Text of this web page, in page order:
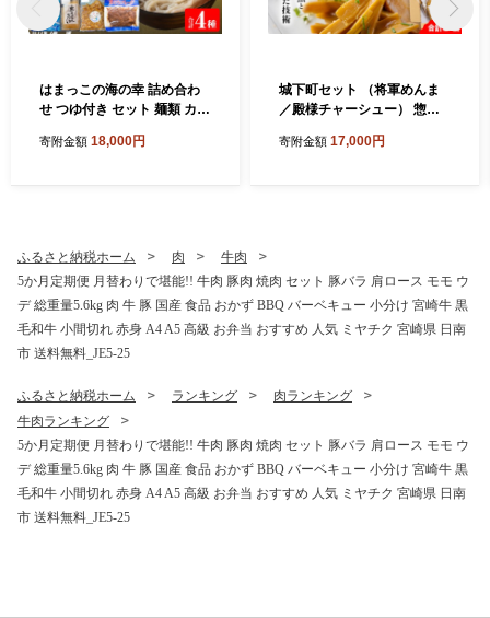
はまっこの海の幸 詰め合わ
せ つゆ付き セット 麺類 カツ
ルテンフリー 水産物 加工品
91-26
寄附金額 18,000円
城下町セット （将軍めんま
／殿様チャーシュー） 惣菜
ま チャーシュー おつまみ お
寄附金額 17,000円
ふるさと納税ホーム 肉
牛肉
5か月定期便 月替わりで堪能!! 牛肉 豚肉 焼肉 セット 豚バラ 肩ロース モモ ウ
デ 総重量5.6kg 肉 牛 豚 国産 食品 おかず BBQ バーベキュー 小分け 宮崎牛 黒
毛和牛 小間切れ 赤身 A4 A5 高級 お弁当 おすすめ 人気 ミヤチク 宮崎県 日南
市 送料無料_JE5-25
ふるさと納税ホーム ランキング
肉ランキング
牛肉ランキング
5か月定期便 月替わりで堪能!! 牛肉 豚肉 焼肉 セット 豚バラ 肩ロース モモ ウ
デ 総重量5.6kg 肉 牛 豚 国産 食品 おかず BBQ バーベキュー 小分け 宮崎牛 黒
毛和牛 小間切れ 赤身 A4 A5 高級 お弁当 おすすめ 人気 ミヤチク 宮崎県 日南
市 送料無料_JE5-25